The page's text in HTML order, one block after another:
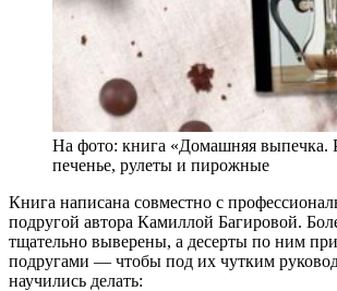
На фото: книга «Домашняя выпечка.
печенье, рулеты и пирожные
Книга написана совместно с
подругой автора Камиллой Багировой.
тщательно выверены, а десерты по ним
подругами — чтобы под их чутким
научились делать: